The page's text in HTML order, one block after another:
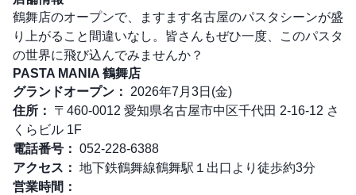
鶴舞店のオープンで、ますます名古屋のパスタシーンが盛
り上がること間違いなし。皆さんもぜひ一度、このパスタ
の世界に飛び込んでみませんか？
PASTA MANIA 鶴舞店
グランドオープン：
2026年7月3日(金)
住所：
〒460-0012 愛知県名古屋市中区千代田 2-16-12 さ
くらビル 1F
電話番号： 052-228-6388
アクセス： 地下鉄鶴舞線鶴舞駅１出口より徒歩約3分
営業時間：